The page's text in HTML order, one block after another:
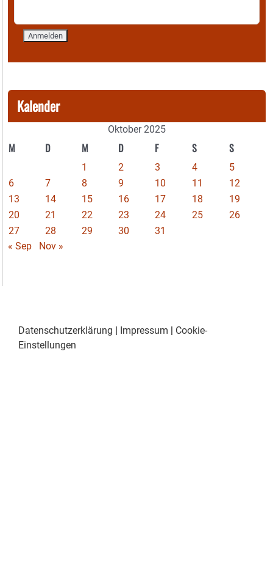
Kalender
Oktober 2025
M D M D F S S
1 2 3 4
5
6
7 8 9 10 11
12
13
14 15 16 17 18
19
20
21 22 23 24 25
26
27
28 29 30
31
« Sep
Nov »
Datenschutzerklärung | Impressum | Cookie-
Einstellungen